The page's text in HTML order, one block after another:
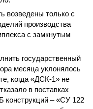
возведены только с
производства
с замкнутым
государственный
месяца уклонялось
когда «ДСК-1» не
в поставках
конструкций – «СУ 122